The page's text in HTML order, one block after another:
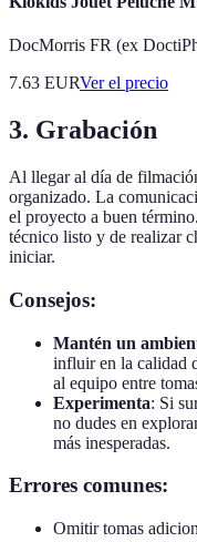
DocMorris FR (ex
7.63 EURVer el precio
3. Grabación
Al llegar al día de
organizado. La
el proyecto a buen
técnico listo y de realizar
iniciar.
Consejos:
Mantén un
influir en la calidad
al equipo entre
Experimenta: Si
no dudes en
más inesperadas.
Errores comunes:
Omitir tomas